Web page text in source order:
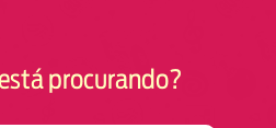
procurando?